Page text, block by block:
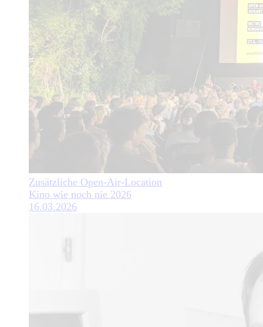
Zusätzliche Open-Air-Location
Kino wie noch nie 2026
16.03.2026